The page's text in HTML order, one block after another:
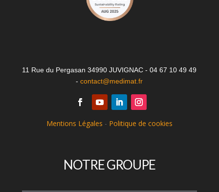
11 Rue du Pergasan 34990 JUVIGNAC - 04 67 10 49 49
-contact@medimat.fr
Mentions Légales - Politique de cookies
NOTRE GROUPE